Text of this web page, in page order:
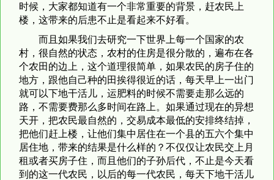
时候，大家都知道有一个非常重要的背景，赶农民上
楼，这带来的后患不止是看起来不好看。
而且如果我们去研究一下世界上每一个国家的农
村，很自然的状态，农村的住房是很分散的，遍布在各
个农田的边上，这个道理很简单，如果农民的房子住的
地方，跟他自己种的田挨得很近的话，每天早上一出门
就可以下地干活儿，运肥料的时候不需要走那么远的
路，不需要费那么多时间在路上。如果通过现在的异想
天开，把农民最自然的，交易成本最低的安排终结掉，
把他们赶上楼，让他们集中居住在一个县的五六个集中
居住地，带来的结果是什么样的？不仅仅让农民交上月
租或者买房子住，而且他们的子孙后代，不止是今天看
到的这一代农民，以后的每一代农民，每天下地干活儿